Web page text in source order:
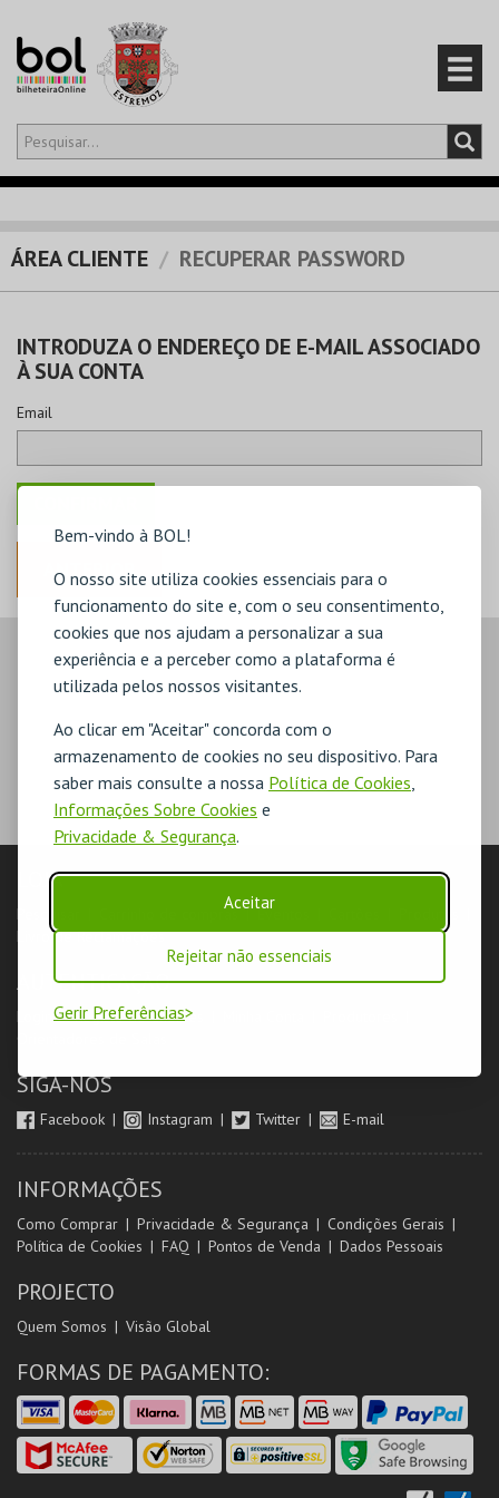
Bem-vindo à BOL!
O nosso site utiliza cookies essenciais para o
funcionamento do site e, com o seu consentimento,
cookies que nos ajudam a personalizar a sua
experiência e a perceber como a plataforma é
utilizada pelos nossos visitantes.
Ao clicar em "Aceitar" concorda com o
armazenamento de cookies no seu dispositivo. Para
saber mais consulte a nossa Política de Cookies,
Informações Sobre Cookies e
Privacidade & Segurança.
Aceitar
Rejeitar não essenciais
Gerir Preferências
Olá,iniciar sessão
EVENTOS
CARTÕES
PRODUTOS
ÁREA CLIENTE RECUPERAR PASSWORD
INTRODUZA O ENDEREÇO DE E-MAIL ASSOCIADO
À SUA CONTA
Email
ANTERIOR
LOJA
Pesquisar Carrinho de compras Eventos
Livro de Reclamações
AUTENTICAÇÃO
Login & Registo de Clientes
SIGA-NOS
Facebook Instagram Twitter E-mail
INFORMAÇÕES
Como Comprar Privacidade & Segurança
Condições Gerais
Política de Cookies
FAQ Pontos de Venda Dados Pessoais
PROJECTO
Quem Somos Visão Global
FORMAS DE PAGAMENTO: